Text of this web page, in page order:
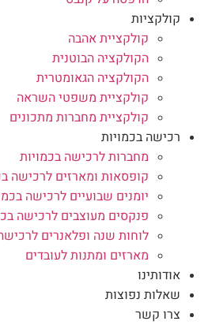
קולקציות
קולקציית אהבה
הקולקציה הבוטנית
הקולקציה הגאומטרית
קולקציית משפטי השראה
קולקציית מחברות מתכונים
רכישה בכמויות
מחברות לרכישה בכמויות
קופסאות ומארזים לרכישה
יומנים שבועיים לרכישה
פנקסים מעוצבים לרכישה
לוחות שנה ופלאנרים
מארזים ומתנות לעובדים
אודותינו
שאלות נפוצות
צרו קשר